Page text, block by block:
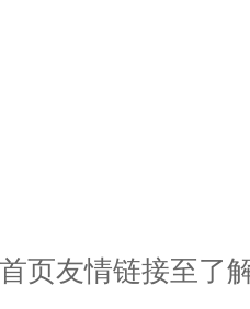
友情链接至了